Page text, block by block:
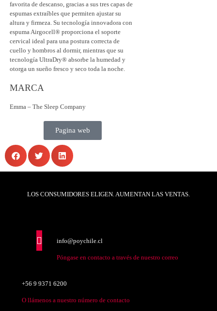
favorita de descanso, gracias a sus tres capas de
espumas extraíbles que permiten ajustar su
altura y firmeza. Su tecnología innovadora con
espuma Airgocell® proporciona el soporte
cervical ideal para una postura correcta de
cuello y hombros al dormir, mientras que su
tecnología UltraDry® absorbe la humedad y
otorga un sueño fresco y seco toda la noche.
MARCA
Emma – The Sleep Company
Pagina web
LOS CONSUMIDORES ELIGEN. AUMENTAN LAS VENTAS.
info@poychile.cl
Póngase en contacto a través de nuestro correo
+56 9 9371 6200
O llámenos a nuestro número de contacto